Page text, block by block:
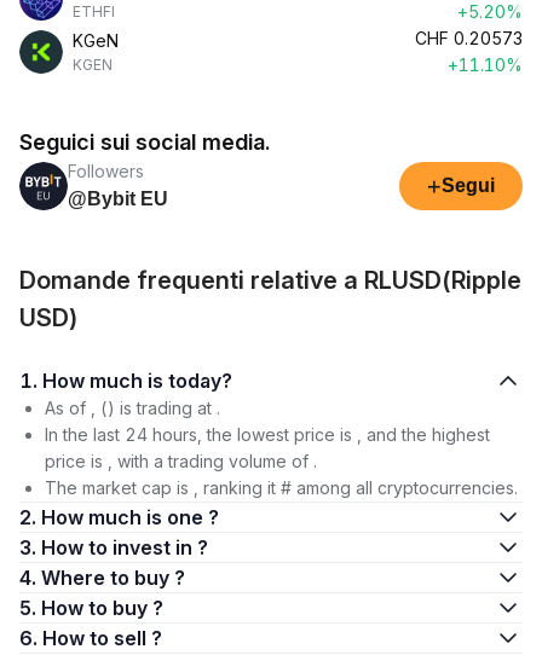
ETHFI
+5.20%
KGeN
KGEN
CHF 0.20573
+11.10%
Seguici sui social media.
Followers
@Bybit EU
+Segui
Domande frequenti relative a RLUSD(Ripple
USD)
1. How much is today?
As of , () is trading at .
In the last 24 hours, the lowest price is , and the highest
price is , with a trading volume of .
The market cap is , ranking it # among all cryptocurrencies.
2. How much is one ?
3. How to invest in ?
4. Where to buy ?
5. How to buy ?
6. How to sell ?